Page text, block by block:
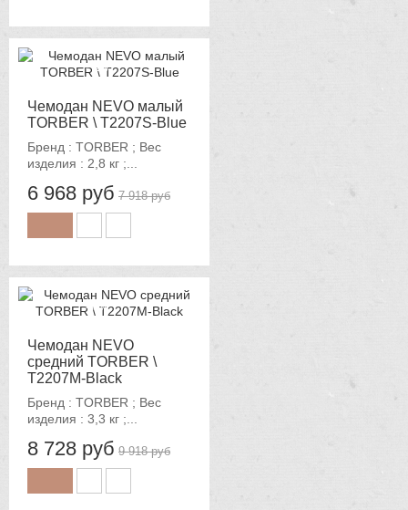
Чемодан NEVO малый
TORBER \ T2207S-Blue
Бренд : TORBER ; Вес
изделия : 2,8 кг ;...
6 968 руб
-12%
7 918 руб
Чемодан NEVO
средний TORBER \
T2207M-Black
Бренд : TORBER ; Вес
изделия : 3,3 кг ;...
8 728 руб
-12%
9 918 руб